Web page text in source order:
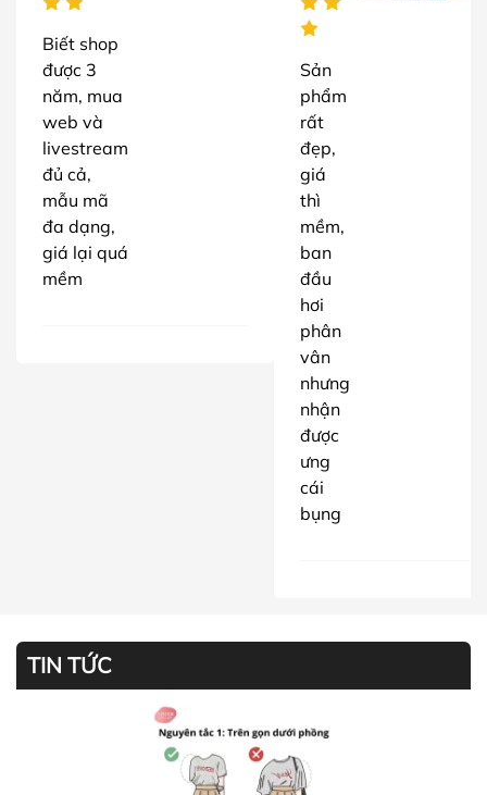
Biết shop
được 3
năm, mua
web và
livestream
đủ cả,
mẫu mã
đa dạng,
giá lại quá
mềm
Sản
phẩm
rất
đẹp,
giá
thì
mềm,
ban
đầu
hơi
phân
vân
nhưng
nhận
được
ưng
cái
bụng
TIN TỨC